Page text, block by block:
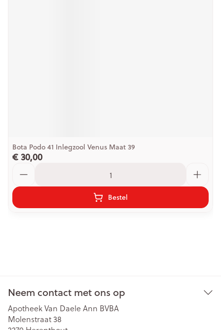
Bota Podo 41 Inlegzool Venus Maat 39
€ 30,00
Bestel
Neem contact met ons op
Apotheek Van Daele Ann BVBA
Molenstraat 38